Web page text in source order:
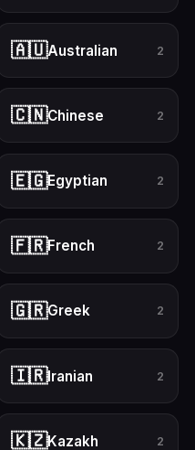
🇦🇺Australian 2
🇨🇳Chinese 2
🇪🇬Egyptian 2
🇫🇷French 2
🇬🇷Greek 2
🇮🇷Iranian 2
🇰🇿Kazakh 2